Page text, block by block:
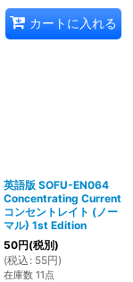
カートに入れる
英語版 SOFU-EN064
Concentrating Current
コンセントレイト (ノー
マル) 1st Edition
50円(税別)
(税込 : 55円)
在庫数 11点